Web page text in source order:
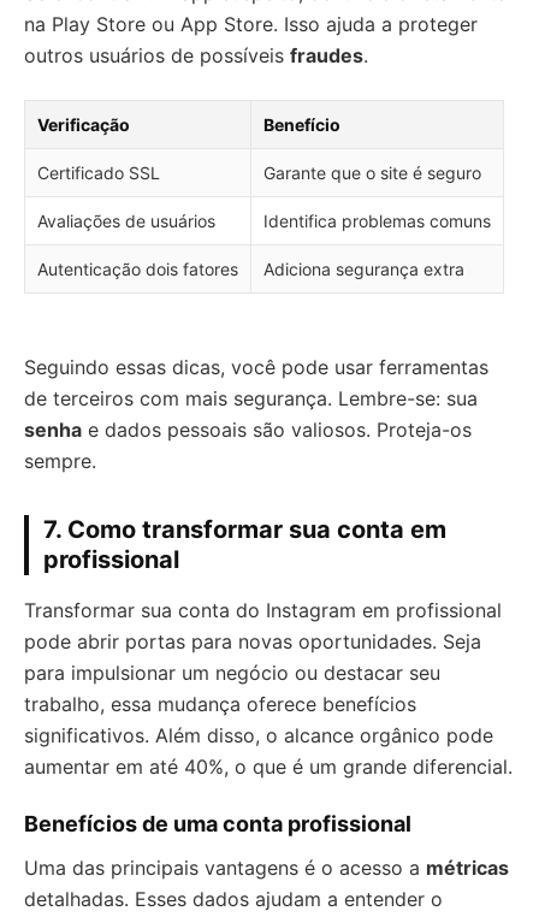
na Play Store ou App Store. Isso ajuda a proteger
outros usuários de possíveis fraudes.
Verificação Benefício
Certificado SSL Garante que o site é seguro
Avaliações de usuários Identifica problemas comuns
Autenticação dois fatores Adiciona segurança extra
Seguindo essas dicas, você pode usar ferramentas
de terceiros com mais segurança. Lembre-se: sua
senha e dados pessoais são valiosos. Proteja-os
sempre.
7. Como transformar sua conta em
profissional
Transformar sua conta do Instagram em profissional
pode abrir portas para novas oportunidades. Seja
para impulsionar um negócio ou destacar seu
trabalho, essa mudança oferece benefícios
significativos. Além disso, o alcance orgânico pode
aumentar em até 40%, o que é um grande diferencial.
Benefícios de uma conta profissional
Uma das principais vantagens é o acesso a métricas
detalhadas. Esses dados ajudam a entender o